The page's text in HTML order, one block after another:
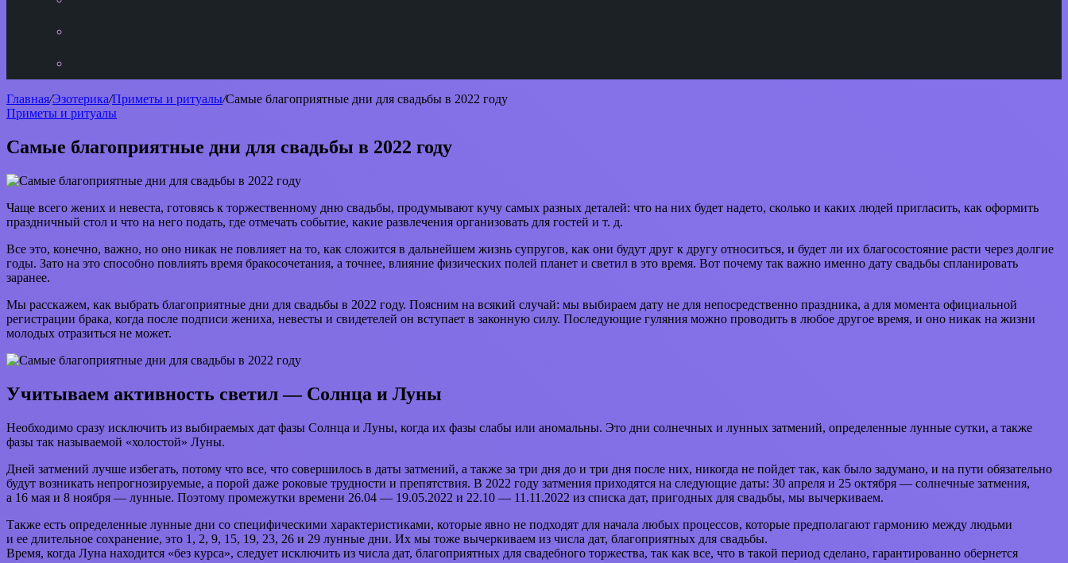
Главная/Эзотерика/Приметы и ритуалы/Самые благоприятные дни для свадьбы в 2022 году
Приметы и ритуалы
Самые благоприятные дни для свадьбы в 2022 году
Чаще всего жених и невеста, готовясь к торжественному дню свадьбы, продумывают кучу самых разных деталей: что на них будет надето, сколько и каких людей пригласить, как оформить
праздничный стол и что на него подать, где отмечать событие, какие развлечения организовать для гостей и т. д.
Все это, конечно, важно, но оно никак не повлияет на то, как сложится в дальнейшем жизнь супругов, как они будут друг к другу относиться, и будет ли их благосостояние расти через долгие
годы. Зато на это способно повлиять время бракосочетания, а точнее, влияние физических полей планет и светил в это время. Вот почему так важно именно дату свадьбы спланировать
заранее.
Мы расскажем, как выбрать благоприятные дни для свадьбы в 2022 году. Поясним на всякий случай: мы выбираем дату не для непосредственно праздника, а для момента официальной
регистрации брака, когда после подписи жениха, невесты и свидетелей он вступает в законную силу. Последующие гуляния можно проводить в любое другое время, и оно никак на жизни
молодых отразиться не может.
Учитываем активность светил — Солнца и Луны
Необходимо сразу исключить из выбираемых дат фазы Солнца и Луны, когда их фазы слабы или аномальны. Это дни солнечных и лунных затмений, определенные лунные сутки, а также
фазы так называемой «холостой» Луны.
Дней затмений лучше избегать, потому что все, что совершилось в даты затмений, а также за три дня до и три дня после них, никогда не пойдет так, как было задумано, и на пути обязательно
будут возникать непрогнозируемые, а порой даже роковые трудности и препятствия. В 2022 году затмения приходятся на следующие даты: 30 апреля и 25 октября — солнечные затмения,
а 16 мая и 8 ноября — лунные. Поэтому промежутки времени 26.04 — 19.05.2022 и 22.10 — 11.11.2022 из списка дат, пригодных для свадьбы, мы вычеркиваем.
Также есть определенные лунные дни со специфическими характеристиками, которые явно не подходят для начала любых процессов, которые предполагают гармонию между людьми
и ее длительное сохранение, это 1, 2, 9, 15, 19, 23, 26 и 29 лунные дни. Их мы тоже вычеркиваем из числа дат, благоприятных для свадьбы.
Время, когда Луна находится «без курса», следует исключить из числа дат, благоприятных для свадебного торжества, так как все, что в такой период сделано, гарантированно обернется